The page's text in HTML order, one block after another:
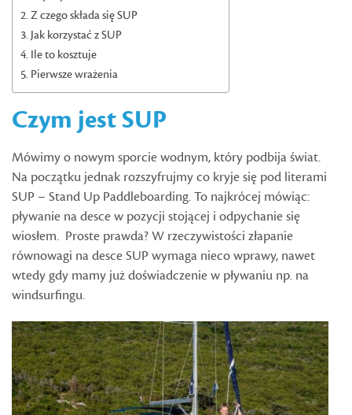
Z czego składa się SUP
Jak korzystać z SUP
Ile to kosztuje
Pierwsze wrażenia
Czym jest SUP
Mówimy o nowym sporcie wodnym, który podbija świat.
Na początku jednak rozszyfrujmy co kryje się pod literami
SUP – Stand Up Paddleboarding. To najkrócej mówiąc:
pływanie na desce w pozycji stojącej i odpychanie się
wiosłem. Proste prawda? W rzeczywistości złapanie
równowagi na desce SUP wymaga nieco wprawy, nawet
wtedy gdy mamy już doświadczenie w pływaniu np. na
windsurfingu.